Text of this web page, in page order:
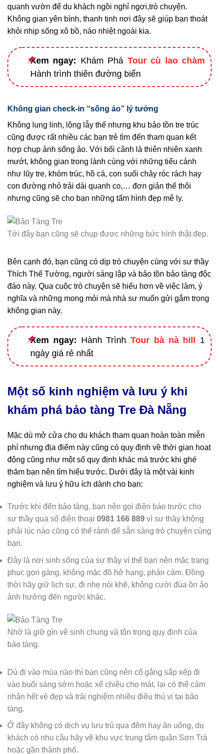
quanh vườn để du khách ngồi nghỉ ngơi,trò chuyện.
Không gian yên bình, thanh tịnh nơi đây sẽ giúp bạn thoát
khỏi nhịp sống xô bồ, náo nhiệt ngoài kia.
Xem ngay: Khám Phá Tour cù lao chàm
Hành trình thiên đường biển
Không gian check-in “sống ảo” lý tưởng
Không lung linh, lộng lẫy thế nhưng khu bảo tồn tre trúc
cũng được rất nhiều các bạn trẻ tìm đến tham quan kết
hợp chụp ảnh sống ảo. Với bối cảnh là thiên nhiên xanh
mướt, không gian trong lành cùng với những tiểu cảnh
như lũy tre, khóm trúc, hồ cá, con suối chảy róc rách hay
con đường nhỏ trải dài quanh co,… đơn giản thế thôi
nhưng cũng sẽ cho bạn những tấm hình đẹp mê ly.
Tới đây bạn cũng sẽ chụp được những bức hình thật đẹp.
Bên cạnh đó, bạn cũng có dịp trò chuyện cùng với sư thầy
Thích Thế Tường, người sáng lập và bảo tồn bảo tàng độc
đáo này. Qua cuộc trò chuyện sẽ hiểu hơn về việc làm, ý
nghĩa và những mong mỏi mà nhà sư muốn gửi gắm trong
không gian này.
Xem ngay: Hành Trình Tour bà nà hill 1
ngày giá rẻ nhất
Một số kinh nghiệm và lưu ý khi
khám phá bảo tàng Tre Đà Nẵng
Mặc dù mở cửa cho du khách tham quan hoàn toàn miễn
phí nhưng địa điểm này cũng có quy định về thời gian hoạt
động cũng như một số quy định khác mà trước khi ghé
thăm bạn nên tìm hiểu trước. Dưới đây là một vài kinh
nghiệm và lưu ý hữu ích dành cho bạn:
Trước khi đến bảo tàng, bạn nên gọi điện báo trước cho
sư thầy qua số điện thoại 0981 166 889 vì sư thầy không
phải lúc nào cũng có thể rảnh để sẵn sàng trò chuyện cùng
bạn.
Đây là nơi sinh sống của sư thầy vì thế bạn nên mặc trang
phục gọn gàng, không mặc đồ hở hang, phản cảm. Đồng
thời hãy giữ lịch sự, đi nhẹ nói khẽ, không cười đùa ồn ảo
ảnh hưởng đến người khác.
Nhớ là giữ gìn vệ sinh chung và tôn trọng quy định của
bảo tàng.
Dù đi vào mùa nào thì bạn cũng nên cố gắng sắp xếp đi
vào buổi sáng sớm hoặc xế chiều cho mát, lại có thể cảm
nhận hết vẻ đẹp và trải nghiệm nhiều điều thú vị tại bảo
tàng.
Ở đây không có dịch vụ lưu trú qua đêm hay ăn uống, du
khách có nhu cầu hãy về khu vực trung tâm quận Sơn Trà
hoặc gần thành phố.